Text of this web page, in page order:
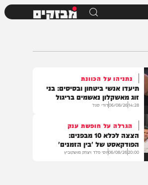
מבזקים
נתניהו על הכוונת
תיעדו אנשי ביטחון ובסיסים: בני
זוג מאשקלון נאשמים בריגול
06/08/26 דודי סגל
הגרלה על חופשת ענק
הצצה לכלא 10 מבפנים:
הפודקאסט של 'בין הזמנים'
20:00